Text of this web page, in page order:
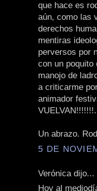
que hace es
aún, como las
derechos
mentiras
perversos por
con un poquito
manojo de
a criticarme
animador
VUELVAN!!!!!!!.
Un abrazo.
5 DE
Verónica dijo...
Hoy al